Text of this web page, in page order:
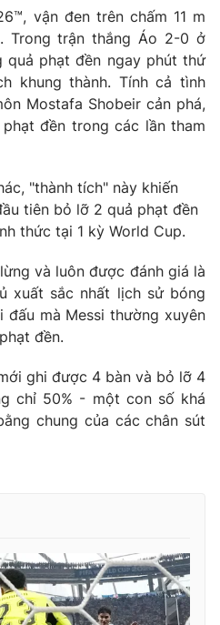
Tấm lòng Việt
Vươn mình bằng AI
English
hình Việt Nam
Mỹ Hạnh, Phạm Quốc Thắng,
- 024.38 355 932
vận đen trên chấm 11 m
Trong trận thắng Áo 2-0 ở
quả phạt đền ngay phút thứ
khung thành. Tính cả tình
Mostafa Shobeir cản phá,
đền trong các lần tham
"thành tích" này khiến
tiên bỏ lỡ 2 quả phạt đền
thức tại 1 kỳ World Cup.
và luôn được đánh giá là
xuất sắc nhất lịch sử bóng
đấu mà Messi thường xuyên
đền.
ghi được 4 bàn và bỏ lỡ 4
chỉ 50% - một con số khá
chung của các chân sút